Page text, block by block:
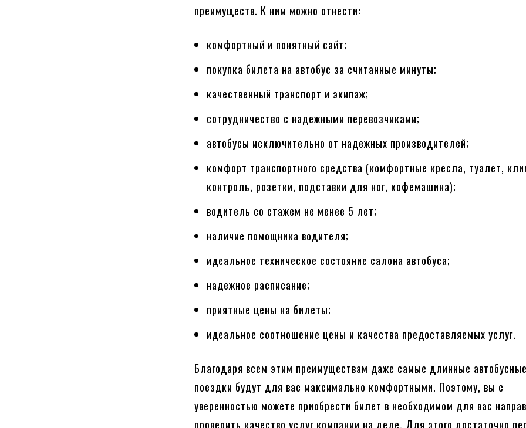
преимуществ. К ним можно отнести:
комфортный и понятный сайт;
покупка билета на автобус за считанные минуты;
качественный транспорт и экипаж;
сотрудничество с надежными перевозчиками;
автобусы исключительно от надежных производителей;
комфорт транспортного средства (комфортные кресла, туалет,
контроль, розетки, подставки для ног, кофемашина);
водитель со стажем не менее 5 лет;
наличие помощника водителя;
идеальное техническое состояние салона автобуса;
надежное расписание;
приятные цены на билеты;
идеальное соотношение цены и качества предоставляемых услуг.
Благодаря всем этим преимуществам даже самые длинные автобусные
поездки будут для вас максимально комфортными. Поэтому, вы с
уверенностью можете приобрести билет в необходимом для вас
проверить качество услуг компании на деле. Для этого достаточно